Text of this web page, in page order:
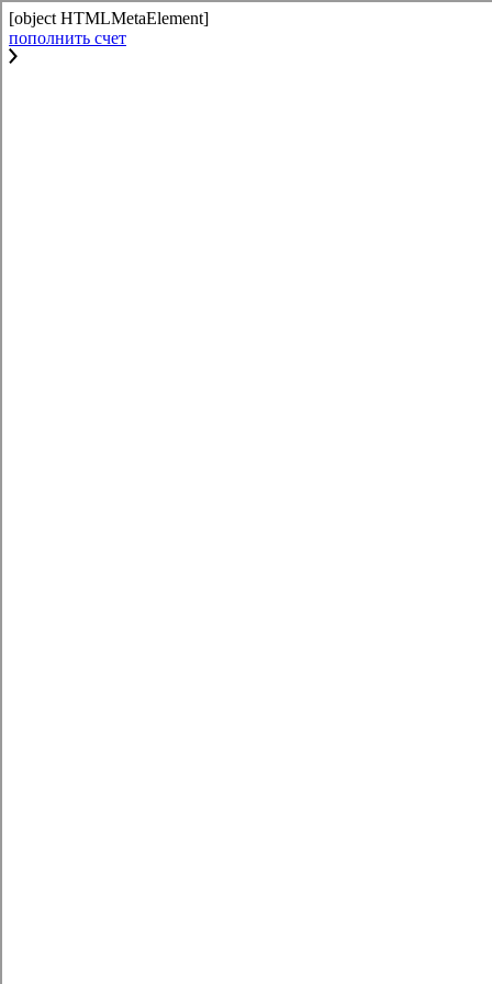
[object HTMLMetaElement]
пополнить счет